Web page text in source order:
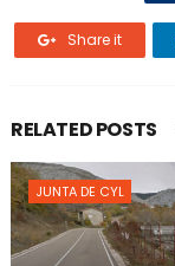
Share it
RELATED POSTS
JUNTA DE CYL